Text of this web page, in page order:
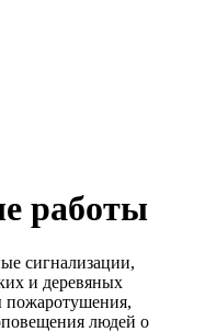
работы
сигнализации,
и деревяных
пожаротушения,
людей о